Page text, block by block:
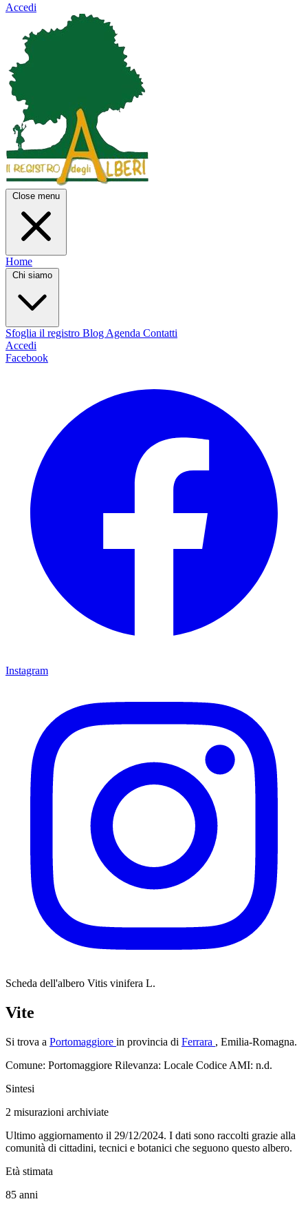
Accedi
Close menu
Home
Chi siamo
Sfoglia il registro Blog Agenda Contatti
Accedi
Facebook
Instagram
Scheda dell'albero Vitis vinifera L.
Vite
Si trova a Portomaggiore in provincia di Ferrara , Emilia-Romagna.
Comune: Portomaggiore Rilevanza: Locale Codice AMI: n.d.
Sintesi
2 misurazioni archiviate
Ultimo aggiornamento il 29/12/2024. I dati sono raccolti grazie alla
comunità di cittadini, tecnici e botanici che seguono questo albero.
Età stimata
85 anni